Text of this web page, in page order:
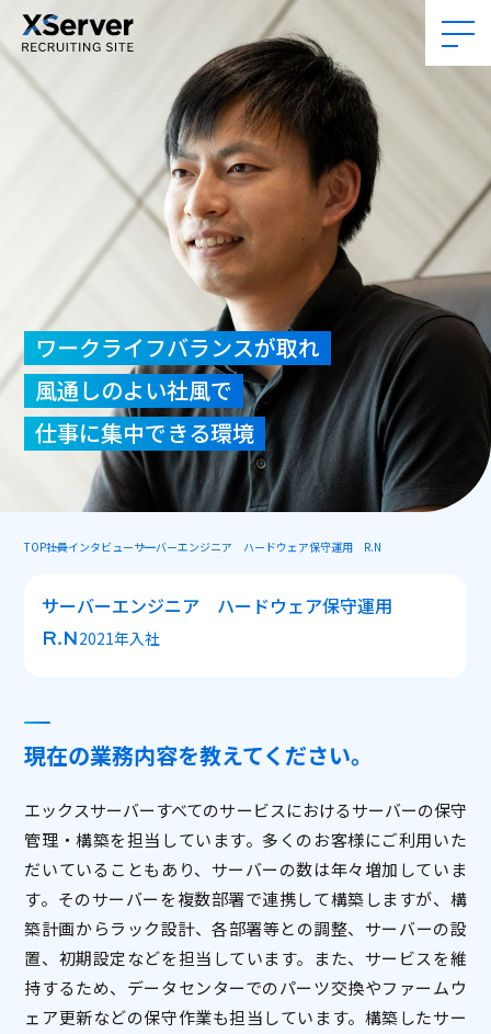
ワークライフバランスが取れ
風通しのよい社風で
仕事に集中できる環境
TOP社員インタビューサーバーエンジニア ハードウェア保守運用 R.N
サーバーエンジニア ハードウェア保守運用
R.N2021年入社
現在の業務内容を教えてください。
エックスサーバーすべてのサービスにおけるサーバーの保守
管理・構築を担当しています。多くのお客様にご利用いた
だいていることもあり、サーバーの数は年々増加していま
す。そのサーバーを複数部署で連携して構築しますが、構
築計画からラック設計、各部署等との調整、サーバーの設
置、初期設定などを担当しています。また、サービスを維
持するため、データセンターでのパーツ交換やファームウ
ェア更新などの保守作業も担当しています。構築したサー